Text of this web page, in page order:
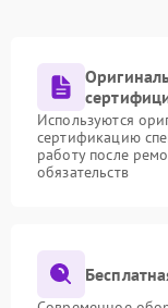
Используются
сертификацию
работу после
обязательств